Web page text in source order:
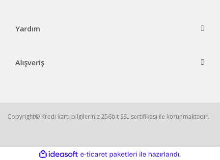
Yardım
Alışveriş
Copyright© Kredi kartı bilgileriniz 256bit SSL sertifikası ile korunmaktadır.
ideasoft
e-